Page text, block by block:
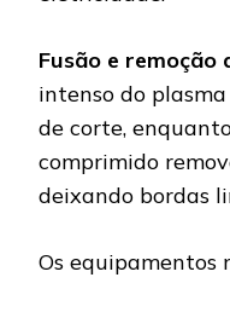
Fusão e remoção
intenso do
de corte,
comprimido
deixando bordas
Os equipamentos